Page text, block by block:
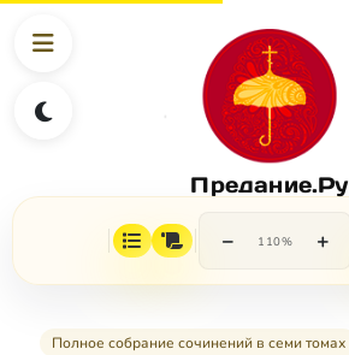
Предание.Ру
− 110% +
Полное собрание сочинений в семи томах